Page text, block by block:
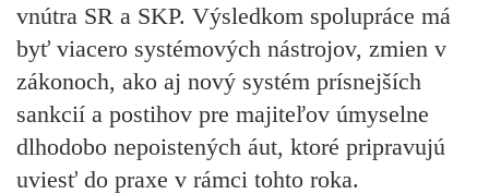
vnútra SR a SKP. Výsledkom spolupráce má
byť viacero systémových nástrojov, zmien v
zákonoch, ako aj nový systém prísnejších
sankcií a postihov pre majiteľov úmyselne
dlhodobo nepoistených áut, ktoré pripravujú
uviesť do praxe v rámci tohto roka.